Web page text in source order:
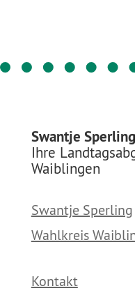
Swantje
Ihre
Waiblingen
Swantje Sperling
Wahlkreis
Kontakt